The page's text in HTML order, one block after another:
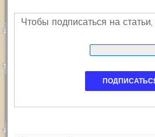
Чтобы подписаться на